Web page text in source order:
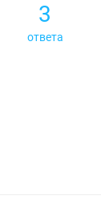
3
ответа